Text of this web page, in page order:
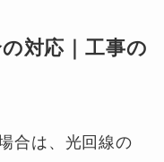
対応｜工事の
合は、光回線の